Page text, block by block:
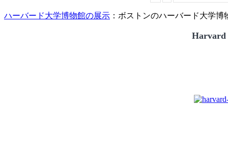
ハーバード大学博物館の展示 ：ボストンのハーバード大学博
Harvard